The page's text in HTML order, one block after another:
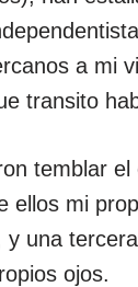
a mi
transito
temblar el
ellos mi
y una
ojos.